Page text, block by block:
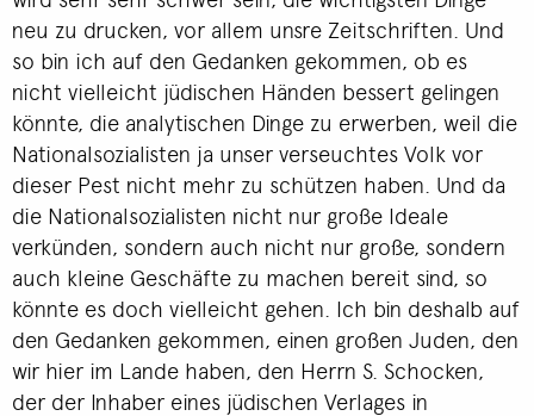
neu zu drucken, vor allem unsre Zeitschriften. Und
so bin ich auf den Gedanken gekommen, ob es
nicht vielleicht jüdischen Händen bessert gelingen
könnte, die analytischen Dinge zu erwerben, weil die
Nationalsozialisten ja unser verseuchtes Volk vor
dieser Pest nicht mehr zu schützen haben. Und da
die Nationalsozialisten nicht nur große Ideale
verkünden, sondern auch nicht nur große, sondern
auch kleine Geschäfte zu machen bereit sind, so
könnte es doch vielleicht gehen. Ich bin deshalb auf
den Gedanken gekommen, einen großen Juden, den
wir hier im Lande haben, den Herrn S. Schocken,
der der Inhaber eines jüdischen Verlages in